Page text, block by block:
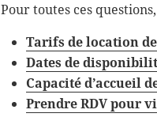
Pour toutes ces
Tarifs de location
Dates de
Capacité d’accueil
Prendre RDV pour